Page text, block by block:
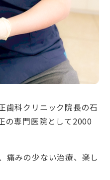
歯科クリニック院長の石
の専門医院として2000
痛みの少ない治療、楽し